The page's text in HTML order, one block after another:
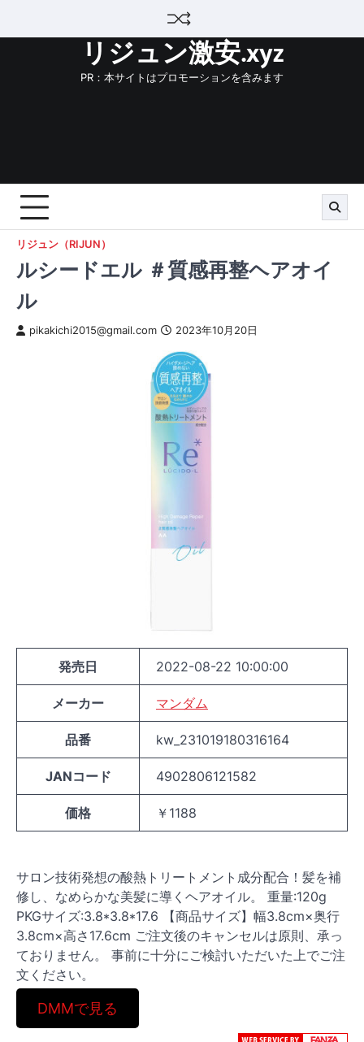
リジュン激安.xyz
PR：本サイトはプロモーションを含みます
リジュン（RIJUN）
ルシードエル ＃質感再整ヘアオイ
ル
pikakichi2015@gmail.com 2023年10月20日
発売日 2022-08-22 10:00:00
メーカー マンダム
品番 kw_231019180316164
JANコード 4902806121582
価格 ￥1188
サロン技術発想の酸熱トリートメント成分配合！髪を補
修し、なめらかな美髪に導くヘアオイル。 重量:120g
PKGサイズ:3.8*3.8*17.6 【商品サイズ】幅3.8cm×奥行
3.8cm×高さ17.6cm ご注文後のキャンセルは原則、承っ
ておりません。 事前に十分にご検討いただいた上でご注
文ください。
DMMで見る